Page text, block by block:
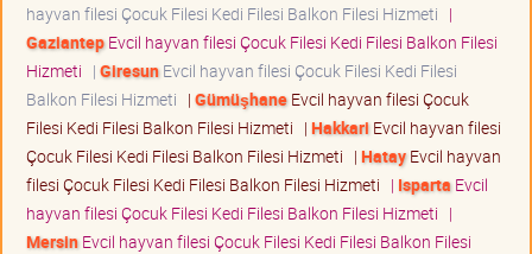
hayvan filesi Çocuk Filesi Kedi Filesi Balkon Filesi Hizmeti |
GaziantepEvcil hayvan filesi Çocuk Filesi Kedi Filesi Balkon Filesi
Hizmeti | GiresunEvcil hayvan filesi Çocuk Filesi Kedi Filesi
Balkon Filesi Hizmeti | GümüşhaneEvcil hayvan filesi Çocuk
Filesi Kedi Filesi Balkon Filesi Hizmeti | Hakkari Evcil hayvan filesi
Çocuk Filesi Kedi Filesi Balkon Filesi Hizmeti | HatayEvcil hayvan
filesi Çocuk Filesi Kedi Filesi Balkon Filesi Hizmeti | Isparta Evcil
hayvan filesi Çocuk Filesi Kedi Filesi Balkon Filesi Hizmeti |
MersinEvcil hayvan filesi Çocuk Filesi Kedi Filesi Balkon Filesi